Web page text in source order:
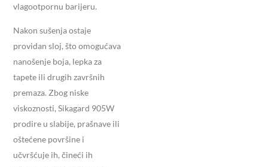
vlagootpornu barijeru.
Nakon sušenja ostaje
providan sloj, što omogućava
nanošenje boja, lepka za
tapete ili drugih završnih
premaza. Zbog niske
viskoznosti, Sikagard 905W
prodire u slabije, prašnave ili
oštećene površine i
učvršćuje ih, čineći ih